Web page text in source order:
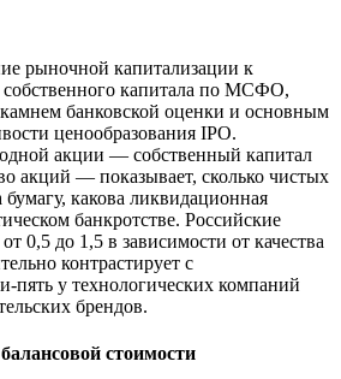
рыночной капитализации к
собственного капитала по МСФО,
банковской оценки и основным
ценообразования IPO.
одной акции — собственный капитал
акций — показывает, сколько чистых
какова ликвидационная
банкротстве. Российские
0,5 до 1,5 в зависимости от качества
контрастирует с
пять у технологических компаний
брендов.
стоимости